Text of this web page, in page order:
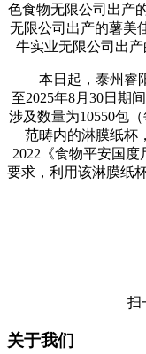
色食物无限公司出产
无限公司出产的薯美
牛实业无限公司出产
本日起，泰州睿阳
至2025年8月30日期
涉及数量为10550包
范畴内的淋膜纸杯
2022《食物平安国度
要求，利用该淋膜纸
扫
关于我们